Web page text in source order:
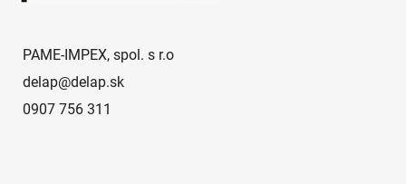
PAME-IMPEX, spol. s r.o
delap@delap.sk
0907 756 311